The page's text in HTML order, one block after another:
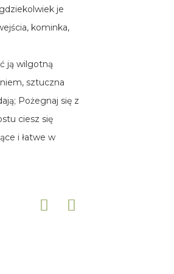
je
kominka,
ją wilgotną
sztuczna
Pożegnaj się z
ciesz się
i łatwe w